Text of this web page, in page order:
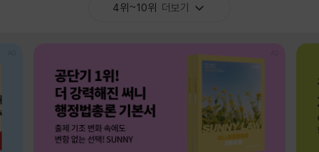
4위~10위 더보기